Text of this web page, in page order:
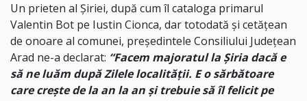
Un prieten al Șiriei, după cum îl cataloga primarul
Valentin Bot pe Iustin Cionca, dar totodată și cetățean
de onoare al comunei, președintele Consiliului Județean
Arad ne-a declarat: “Facem majoratul la Șiria dacă e
să ne luăm după Zilele localității. E o sărbătoare
care crește de la an la an și trebuie să îl felicit pe